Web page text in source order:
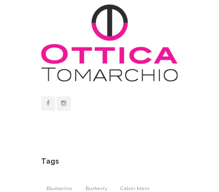
Tags
Blumarine Burberry Calvin klein